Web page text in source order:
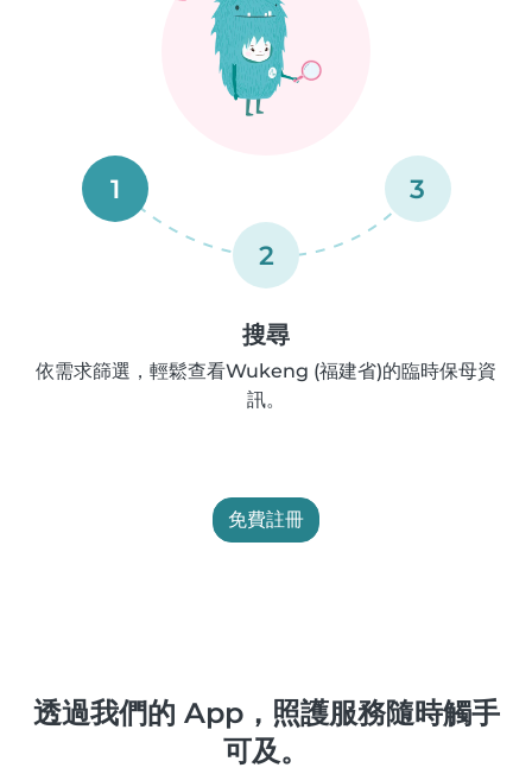
1
2
3
搜尋
依需求篩選，輕鬆查看Wukeng (福建省)的臨時保母資
訊。
免費註冊
透過我們的 App，照護服務隨時觸手
可及。